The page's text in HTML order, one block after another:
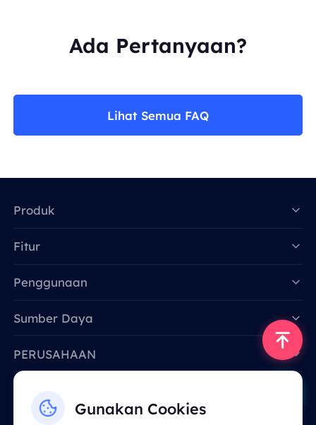
Ada Pertanyaan?
Lihat Semua FAQ
Gunakan Cookies
Produk
Fitur
Penggunaan
Sumber Daya
PERUSAHAAN
Email: support@smartproxy.org